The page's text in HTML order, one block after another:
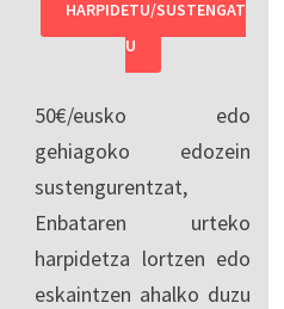
HARPIDETU/SUSTENGAT
U
50€/eusko edo
gehiagoko edozein
sustengurentzat,
Enbataren urteko
harpidetza lortzen edo
eskaintzen ahalko duzu